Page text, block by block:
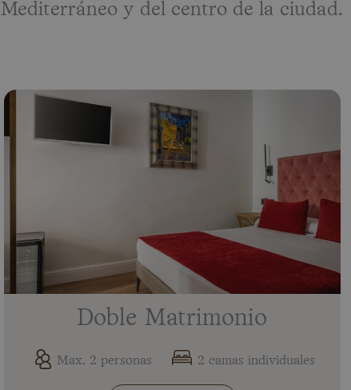
Mediterráneo y del centro de la ciudad.
Doble Matrimonio
Max. 2 personas 2 camas individuales